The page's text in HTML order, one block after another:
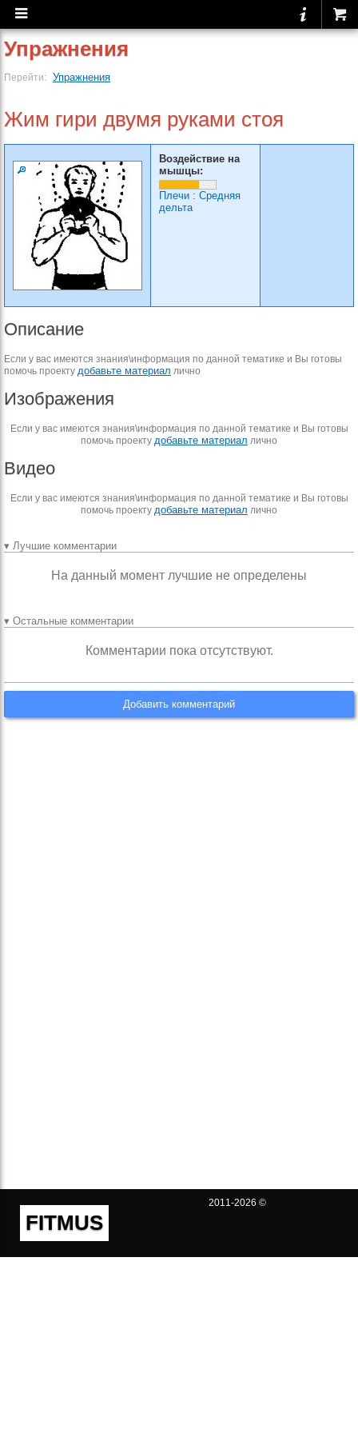
Упражнения
Перейти: Упражнения
Жим гири двумя руками стоя
Воздействие на
мышцы:
Плечи : Средняя
дельта
Описание
Если у вас имеются знания\информация по данной тематике и Вы готовы
помочь проекту добавьте материал лично
Изображения
Если у вас имеются знания\информация по данной тематике и Вы готовы
помочь проекту добавьте материал лично
Видео
Если у вас имеются знания\информация по данной тематике и Вы готовы
помочь проекту добавьте материал лично
▾ Лучшие комментарии
На данный момент лучшие не определены
▾ Остальные комментарии
Комментарии пока отсутствуют.
Добавить комментарий
FITMUS
2011-2026 ©